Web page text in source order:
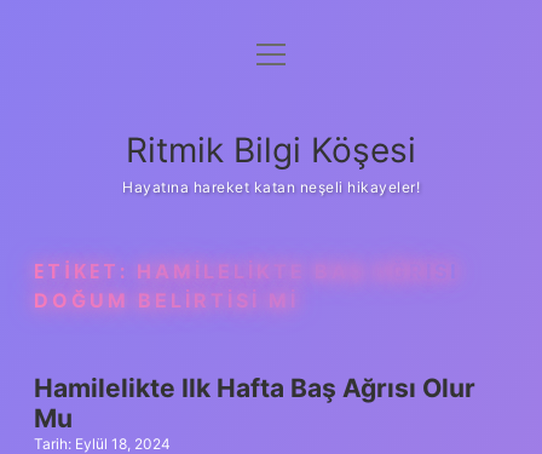
Anasayfa
Yasal Uyarı
menüyü
Ritmik Bilgi Köşesi
Hayatına hareket katan neşeli hikayeler!
ETIKET: HAMILELIKTE BAŞ AĞRISI
DOĞUM BELIRTISI MI
Hamilelikte Ilk Hafta Baş Ağrısı Olur
Mu
Tarih: Eylül 18, 2024